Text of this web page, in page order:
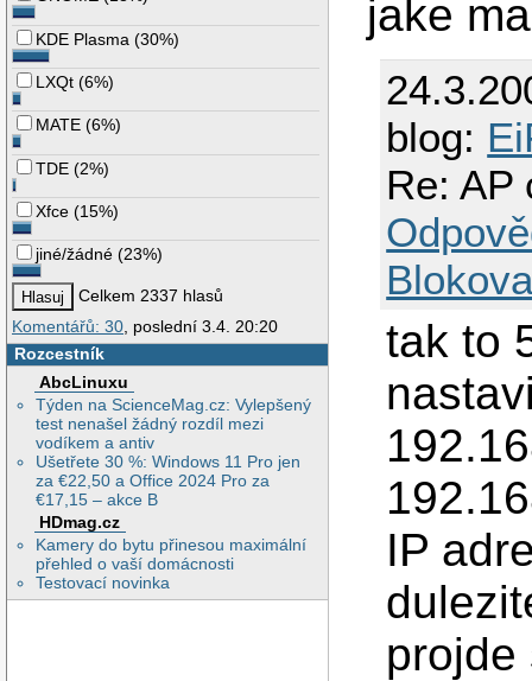
KDE Plasma (30%)
LXQt (6%)
MATE (6%)
TDE (2%)
Xfce (15%)
jiné/žádné (23%)
Celkem 2337 hlasů
Komentářů: 30 , poslední 3.4. 20:20
Rozcestník
AbcLinuxu
Týden na ScienceMag.cz: Vylepšený
test nenašel žádný rozdíl mezi
vodíkem a antiv
Ušetřete 30 %: Windows 11 Pro jen
za €22,50 a Office 2024 Pro za
€17,15 – akce B
HDmag.cz
Kamery do bytu přinesou maximální
přehled o vaší domácnosti
Testovací novinka
jake
blog:
Re: AP
tak to
IP
projde